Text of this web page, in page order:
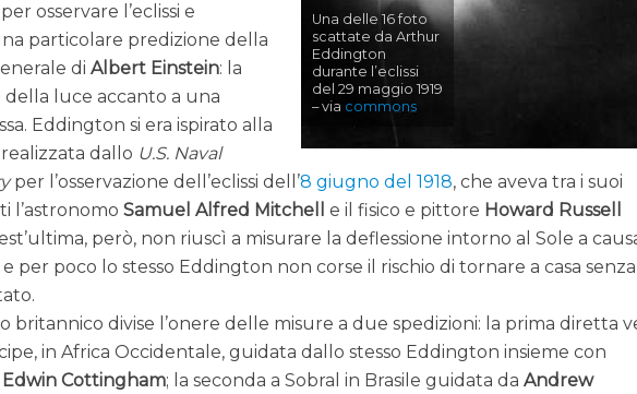
Una delle 16 foto
scattate da Arthur
Eddington
durante l’eclissi
del 29 maggio 1919
– via commons
osservare l’eclissi e
particolare predizione della
diAlbert Einstein: la
della luce accanto a una
Eddington si era ispirato alla
dallo U.S. Naval
per l’osservazione dell’eclissi dell’8 giugno del 1918, che aveva tra i suoi
l’astronomoSamuel Alfred Mitchell e il fisico e pittore Howard Russell
però, non riuscì a misurare la deflessione intorno al Sole a
per poco lo stesso Eddington non corse il rischio di tornare a casa senza
britannico divise l’onere delle misure a due spedizioni: la prima diretta
in Africa Occidentale, guidata dallo stesso Eddington insieme con
Edwin Cottingham; la seconda a Sobral in Brasile guidata daAndrew